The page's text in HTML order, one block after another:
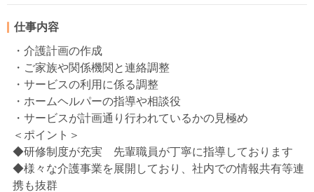
仕事内容
・介護計画の作成
・ご家族や関係機関と連絡調整
・サービスの利用に係る調整
・ホームヘルパーの指導や相談役
・サービスが計画通り行われているかの見極め
＜ポイント＞
◆研修制度が充実 先輩職員が丁寧に指導しております
◆様々な介護事業を展開しており、社内での情報共有等連
携も抜群